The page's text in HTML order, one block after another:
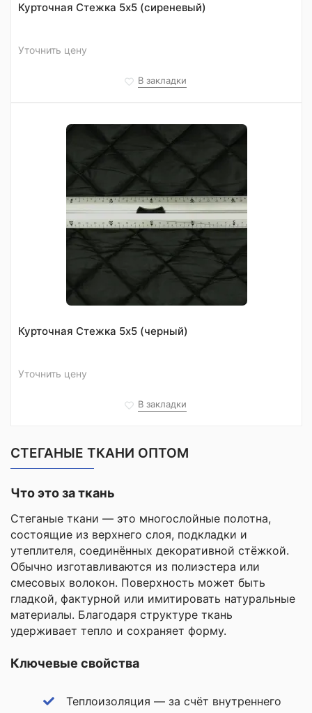
Курточная Стежка 5х5 (сиреневый)
Уточнить цену
В закладки
Курточная Стежка 5х5 (черный)
Уточнить цену
В закладки
СТЕГАНЫЕ ТКАНИ ОПТОМ
Что это за ткань
Стеганые ткани — это многослойные полотна,
состоящие из верхнего слоя, подкладки и
утеплителя, соединённых декоративной стёжкой.
Обычно изготавливаются из полиэстера или
смесовых волокон. Поверхность может быть
гладкой, фактурной или имитировать натуральные
материалы. Благодаря структуре ткань
удерживает тепло и сохраняет форму.
Ключевые свойства
Теплоизоляция — за счёт внутреннего